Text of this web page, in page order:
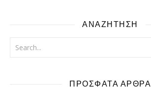
ΑΝΑΖΗΤΗΣΗ
ΠΡΟΣΦΑΤΑ ΑΡΘΡΑ